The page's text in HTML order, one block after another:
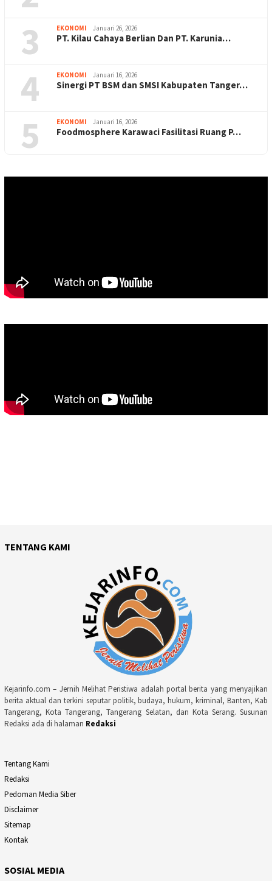
3 EKONOMI Januari 26, 2026
PT. Kilau Cahaya Berlian Dan PT. Karunia…
4 EKONOMI Januari 16, 2026
Sinergi PT BSM dan SMSI Kabupaten Tanger…
5 EKONOMI Januari 16, 2026
Foodmosphere Karawaci Fasilitasi Ruang P…
TENTANG KAMI
Kejarinfo.com – Jernih Melihat Peristiwa adalah portal berita yang menyajikan
berita aktual dan terkini seputar politik, budaya, hukum, kriminal, Banten, Kab
Tangerang, Kota Tangerang, Tangerang Selatan, dan Kota Serang. Susunan
Redaksi ada di halaman Redaksi
Tentang Kami
Redaksi
Pedoman Media Siber
Disclaimer
Sitemap
Kontak
SOSIAL MEDIA